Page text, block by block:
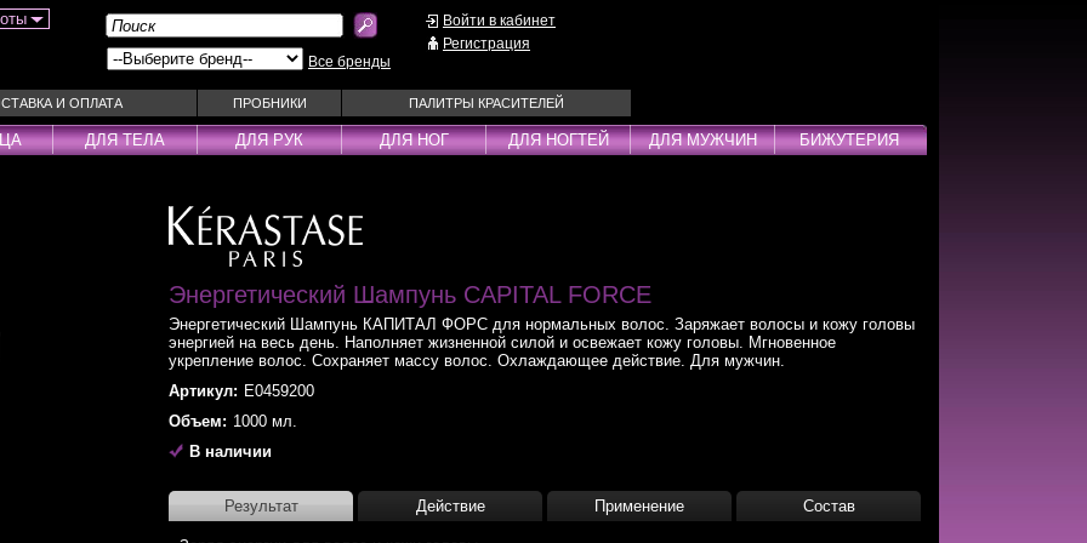
Все бренды
Войти в кабинет
Регистрация
И ОПЛАТА ПРОБНИКИ ПАЛИТРЫ КРАСИТЕЛЕЙ
Муссы
Наборы
Оттеночные уходы
Парфюм
Паста
Пена
Пилинг
Стайлеры
Сыворотки
Тонирующие средства
Фиксаторы
Эмульсии
ДЛЯ ТЕЛА ДЛЯ РУК ДЛЯ НОГ ДЛЯ НОГТЕЙ ДЛЯ МУЖЧИН БИЖУТЕРИЯ
Энергетический Шампунь CAPITAL FORCE
Энергетический Шампунь КАПИТАЛ ФОРС для нормальных волос. Заряжает волосы и кожу головы
энергией на весь день. Наполняет жизненной силой и освежает кожу головы. Мгновенное
укрепление волос. Сохраняет массу волос. Охлаждающее действие. Для мужчин.
Артикул: E0459200
Объем: 1000 мл.
В наличии
Результат Действие Применение Состав